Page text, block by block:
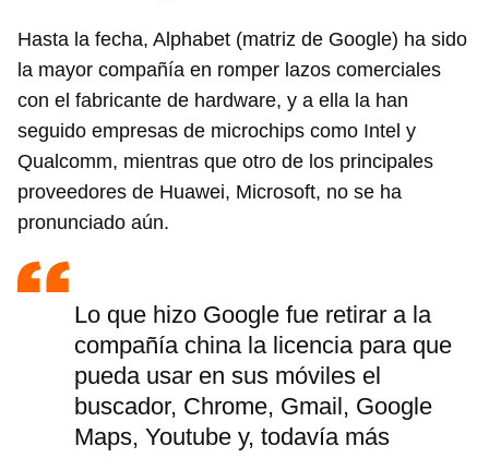
Hasta la fecha, Alphabet (matriz de Google) ha sido
la mayor compañía en romper lazos comerciales
con el fabricante de hardware, y a ella la han
seguido empresas de microchips como Intel y
Qualcomm, mientras que otro de los principales
proveedores de Huawei, Microsoft, no se ha
pronunciado aún.
Lo que hizo Google fue retirar a la
compañía china la licencia para que
pueda usar en sus móviles el
buscador, Chrome, Gmail, Google
Maps, Youtube y, todavía más